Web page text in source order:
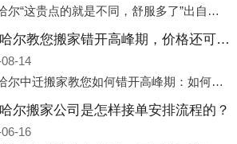
齐齐哈尔“这贵点的就是不同，舒服多了”出自广州运营邓经理的口中。2023年开年刚出来，三个司机（加盟蓝犀牛的个人队伍）便请广州经理去佛山娱乐场所大消费了一次，据知悉一晚消费达一万多，由三人平摊费用，燃鹅这样的
齐齐哈尔教您搬家错开高峰期，价格还可优惠！
14
齐齐哈尔中迁搬家教您如何错开高峰期：如何错开高峰期搬家，中迁搬家做了一些电话数据统计和分析，发现市民中午2点左右访问网站的人是最多的，电话咨询是早上9点左右是最多的，预约搬家周六和周日是最多的，网上QQ微
尔搬家公司是怎样接单安排流程的？
16